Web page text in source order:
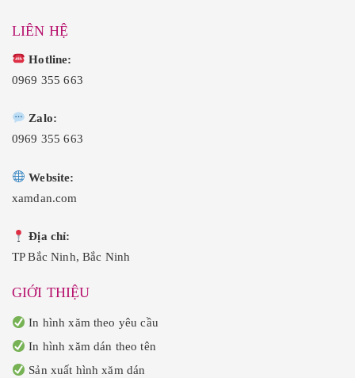
LIÊN HỆ
Hotline:
0969 355 663
Zalo:
0969 355 663
Website:
xamdan.com
Địa chỉ:
TP Bắc Ninh, Bắc Ninh
GIỚI THIỆU
In hình xăm theo yêu cầu
In hình xăm dán theo tên
Sản xuất hình xăm dán